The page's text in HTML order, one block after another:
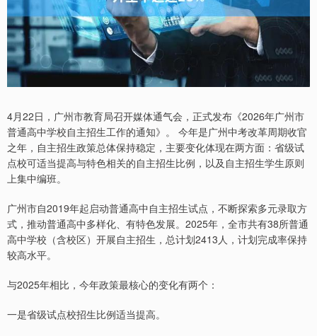
4月22日，广州市教育局召开媒体通气会，正式发布《2026年广州市
普通高中学校自主招生工作的通知》。 今年是广州中考改革周期收官
之年，自主招生政策总体保持稳定，主要变化体现在两方面：省级试
点校可适当提高与特色相关的自主招生比例，以及自主招生学生原则
上集中编班。
广州市自2019年起启动普通高中自主招生试点，不断探索多元录取方
式，推动普通高中多样化、有特色发展。2025年，全市共有38所普通
高中学校（含校区）开展自主招生，总计划2413人，计划完成率保持
较高水平。
与2025年相比，今年政策最核心的变化有两个：
一是省级试点校招生比例适当提高。